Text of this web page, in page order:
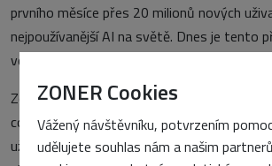
ZONER Cookies
Vážený návštěvníku, potvrzením
udělujete souhlas nám a našim
prvního měsíce přes 20 milionů nových
nejpoužívanější AI na světě. Dnes je tento
většiny editorů.
Zoner AI ale nasadil vlastní řešení běžící na
což přináší větší kontrolu nad výkonem,
uživatelů. Upravit textem tak představuje